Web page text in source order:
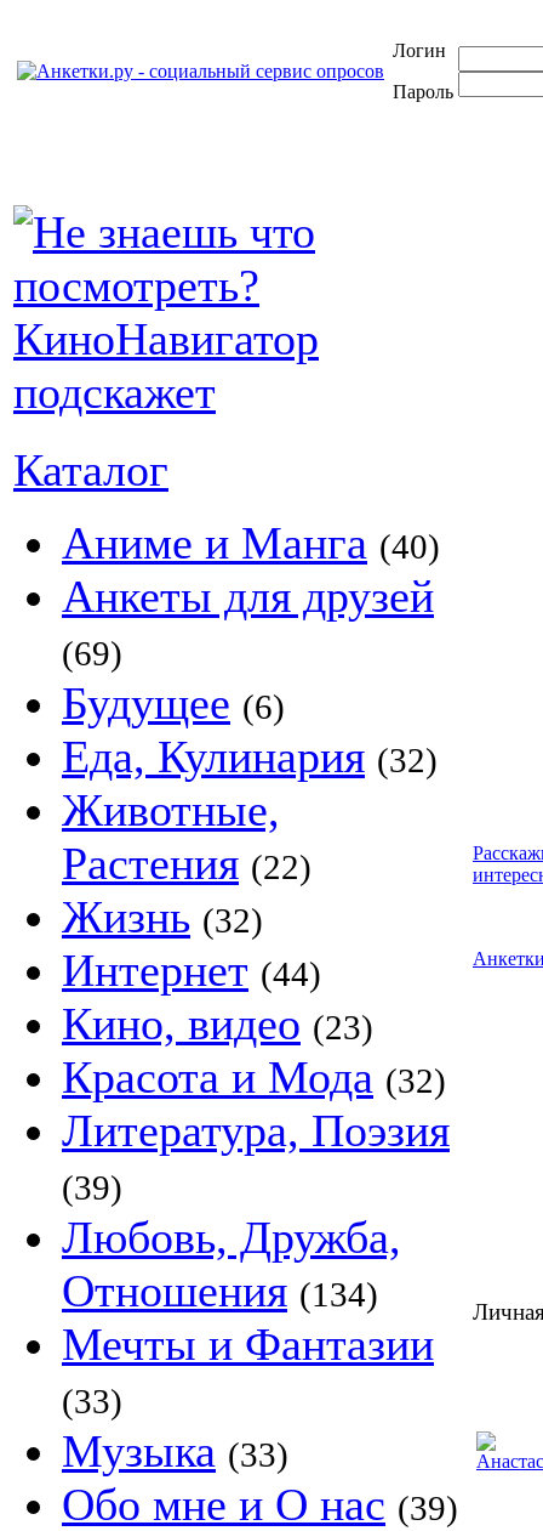
Логин
Пароль
Каталог
Аниме и Манга (40)
Анкеты для друзей
(69)
Будущее (6)
Еда, Кулинария (32)
Животные,
Растения (22)
Жизнь (32)
Интернет (44)
Кино, видео (23)
Красота и Мода (32)
Литература, Поэзия
(39)
Любовь, Дружба,
Отношения (134)
Мечты и Фантазии
(33)
Музыка (33)
Обо мне и О нас (39)